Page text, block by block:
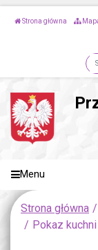
Strona główna
Menu
Strona główna
Pokaz